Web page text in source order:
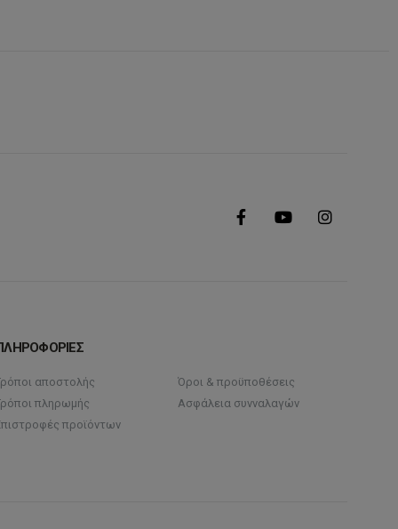
αποστολής
πληρωμής
προϊόντων
Όροι & προϋποθέσεις
Ασφάλεια συνναλαγών